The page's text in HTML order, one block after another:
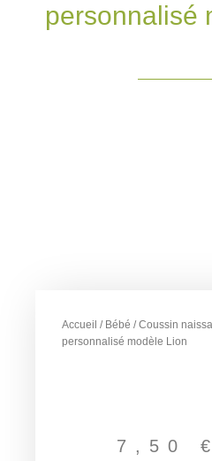
personnalisé
Accueil / Bébé /Coussin
personnalisé modèle Lion
7,50 €